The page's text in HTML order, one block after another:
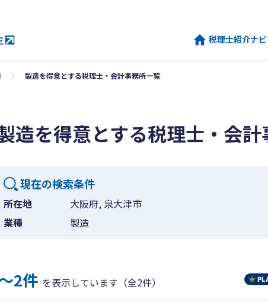
税理士紹介ナ
製造を得意とする税理士・会計事務所一覧
造を得意とする税理士・会
現在の検索条件
所在地
大阪府, 泉大津市
業種
製造
2件 を表示しています（全2件）